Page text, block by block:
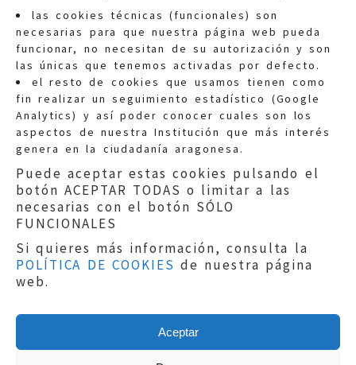
las cookies técnicas (funcionales) son
necesarias para que nuestra página web pueda
funcionar, no necesitan de su autorización y son
las únicas que tenemos activadas por defecto.
el resto de cookies que usamos tienen como
fin realizar un seguimiento estadístico (Google
Analytics) y así poder conocer cuales son los
aspectos de nuestra Institución que más interés
genera en la ciudadanía aragonesa.
Puede aceptar estas cookies pulsando el
botón ACEPTAR TODAS o limitar a las
necesarias con el botón SÓLO
FUNCIONALES
Si quieres más información, consulta la
POLÍTICA DE COOKIES de nuestra página
web.
Aceptar
Quejas:quejas@eljusticiadearagon.es
Información general:
informacion@eljusticiadearagon.es
Teléfonos:900 210 210/
Aviso legal|Política de privacidad|
Protección de Datos
Política de cookies
Copyright © 2019El Justicia de Aragón|